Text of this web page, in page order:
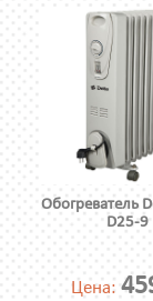
Обогреватель
D25-9
Цена: